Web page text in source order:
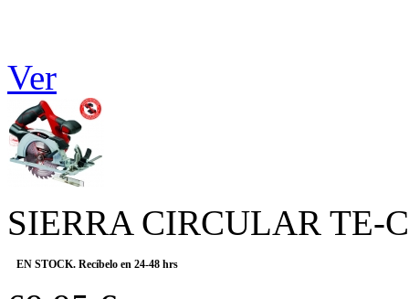
Ver
SIERRA CIRCULAR TE-
EN STOCK. Recíbelo en 24-48 hrs